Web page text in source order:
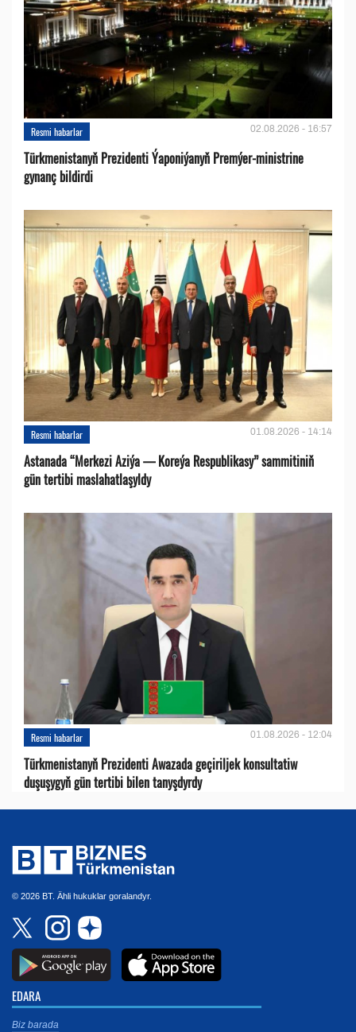
Resmi habarlar 02.08.2026 - 16:57
Türkmenistanyň Prezidenti Ýaponiýanyň Premýer-ministrine
gynanç bildirdi
Resmi habarlar 01.08.2026 - 14:14
Astanada “Merkezi Aziýa — Koreýa Respublikasy” sammitiniň
gün tertibi maslahatlaşyldy
Resmi habarlar 01.08.2026 - 12:04
Türkmenistanyň Prezidenti Awazada geçiriljek konsultatiw
duşuşygyň gün tertibi bilen tanyşdyrdy
© 2026 BT. Ähli hukuklar goralandyr.
EDARA
Biz barada